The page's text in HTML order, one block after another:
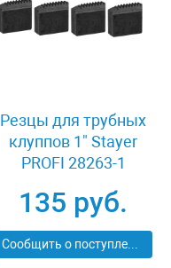
Резцы для трубных
клуппов 1" Stayer
PROFI 28263-1
135 руб.
Сообщить о поступлении